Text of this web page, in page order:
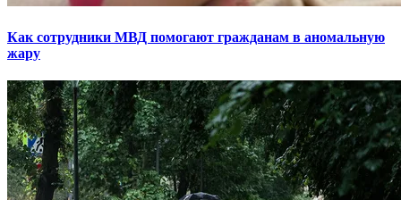
Как сотрудники МВД помогают гражданам в аномальную
жару